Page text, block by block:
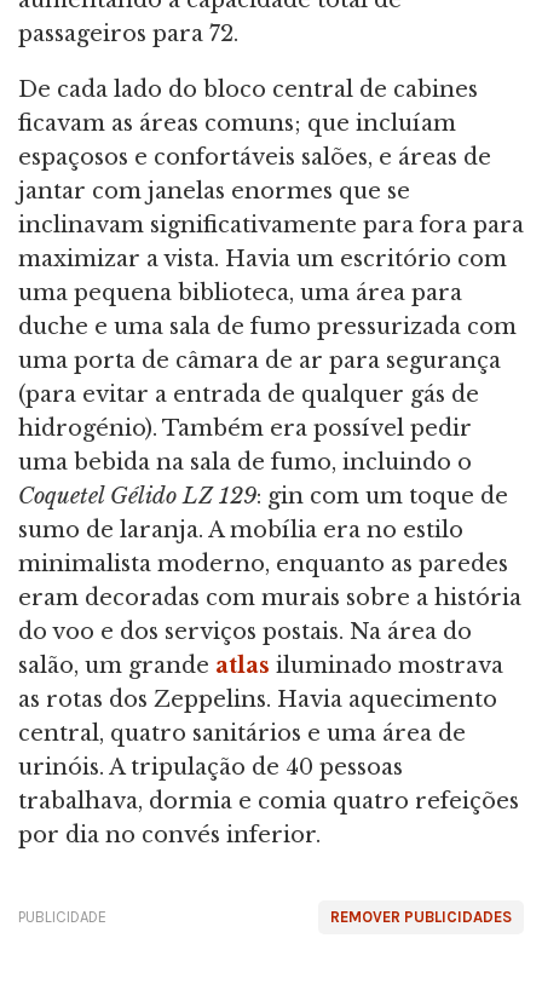
passageiros para 72.
De cada lado do bloco central de cabines
ficavam as áreas comuns; que incluíam
espaçosos e confortáveis salões, e áreas de
jantar com janelas enormes que se
inclinavam significativamente para fora para
maximizar a vista. Havia um escritório com
uma pequena biblioteca, uma área para
duche e uma sala de fumo pressurizada com
uma porta de câmara de ar para segurança
(para evitar a entrada de qualquer gás de
hidrogénio). Também era possível pedir
uma bebida na sala de fumo, incluindo o
Coquetel Gélido LZ 129: gin com um toque de
sumo de laranja. A mobília era no estilo
minimalista moderno, enquanto as paredes
eram decoradas com murais sobre a história
do voo e dos serviços postais. Na área do
salão, um grande atlas iluminado mostrava
as rotas dos Zeppelins. Havia aquecimento
central, quatro sanitários e uma área de
urinóis. A tripulação de 40 pessoas
trabalhava, dormia e comia quatro refeições
por dia no convés inferior.
REMOVER PUBLICIDADES
PUBLICIDADE